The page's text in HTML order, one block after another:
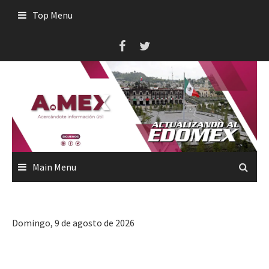
Top Menu
Main Menu
Domingo, 9 de agosto de 2026